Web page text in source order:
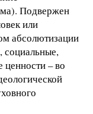
Подвержен
или
абсолютизации
социальные,
ценности – во